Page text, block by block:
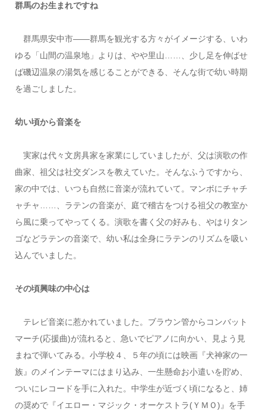
群馬のお生まれですね
群馬県安中市――群馬を観光する方々がイメージする、いわ
ゆる「山間の温泉地」よりは、やや里山……、少し足を伸ばせ
ば磯辺温泉の湯気を感じることができる、そんな街で幼い時期
を過ごしました。
幼い頃から音楽を
実家は代々文房具家を家業にしていましたが、父は演歌の作
曲家、祖父は社交ダンスを教えていた。そんなふうですから、
家の中では、いつも自然に音楽が流れていて。マンボにチャチ
ャチャ……、ラテンの音楽が、庭で稽古をつける祖父の教室か
ら風に乗ってやってくる。演歌を書く父の好みも、やはりタン
ゴなどラテンの音楽で、幼い私は全身にラテンのリズムを吸い
込んでいました。
その頃興味の中心は
テレビ音楽に惹かれていました。ブラウン管からコンバット
マーチ(応援曲)が流れると、急いでピアノに向かい、見よう見
まねで弾いてみる。小学校４、５年の頃には映画『犬神家の一
族』のメインテーマにはまり込み、一生懸命お小遣いを貯め、
ついにレコードを手に入れた。中学生が近づく頃になると、姉
の奨めで『イエロー・マジック・オーケストラ(ＹＭＯ)』を手